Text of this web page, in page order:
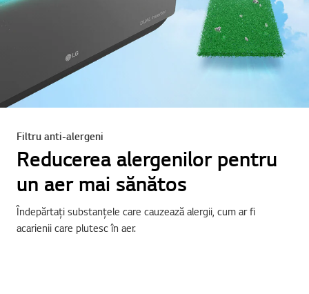
Filtru anti-alergeni
Reducerea alergenilor pentru
un aer mai sănătos
Îndepărtați substanțele care cauzează alergii, cum ar fi
acarienii care plutesc în aer.